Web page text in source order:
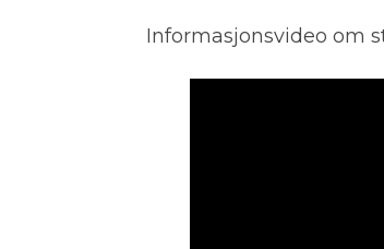
Informasjonsvideo om